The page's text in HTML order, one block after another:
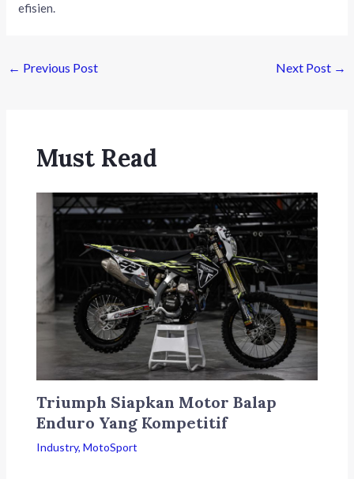
efisien.
← Previous Post Next Post →
Must Read
Triumph Siapkan Motor Balap
Enduro Yang Kompetitif
Industry, MotoSport